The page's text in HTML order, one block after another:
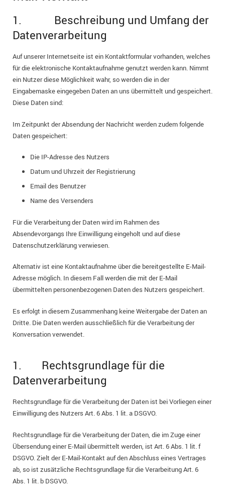
1. Beschreibung und Umfang der
Datenverarbeitung
Auf unserer Internetseite ist ein Kontaktformular vorhanden, welches
für die elektronische Kontaktaufnahme genutzt werden kann. Nimmt
ein Nutzer diese Möglichkeit wahr, so werden die in der
Eingabemaske eingegeben Daten an uns übermittelt und gespeichert.
Diese Daten sind:
Im Zeitpunkt der Absendung der Nachricht werden zudem folgende
Daten gespeichert:
Die IP-Adresse des Nutzers
Datum und Uhrzeit der Registrierung
Email des Benutzer
Name des Versenders
Für die Verarbeitung der Daten wird im Rahmen des
Absendevorgangs Ihre Einwilligung eingeholt und auf diese
Datenschutzerklärung verwiesen.
Alternativ ist eine Kontaktaufnahme über die bereitgestellte E-Mail-
Adresse möglich. In diesem Fall werden die mit der E-Mail
übermittelten personenbezogenen Daten des Nutzers gespeichert.
Es erfolgt in diesem Zusammenhang keine Weitergabe der Daten an
Dritte. Die Daten werden ausschließlich für die Verarbeitung der
Konversation verwendet.
1. Rechtsgrundlage für die
Datenverarbeitung
Rechtsgrundlage für die Verarbeitung der Daten ist bei Vorliegen einer
Einwilligung des Nutzers Art. 6 Abs. 1 lit. a DSGVO.
Rechtsgrundlage für die Verarbeitung der Daten, die im Zuge einer
Übersendung einer E-Mail übermittelt werden, ist Art. 6 Abs. 1 lit. f
DSGVO. Zielt der E-Mail-Kontakt auf den Abschluss eines Vertrages
ab, so ist zusätzliche Rechtsgrundlage für die Verarbeitung Art. 6
Abs. 1 lit. b DSGVO.